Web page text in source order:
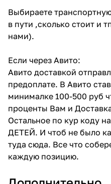
Выбираете
в пути ,сколько стоит и
нами).
Если через Авито:
Авито доставкой
предоплате. В Авито
минималке 100-500 руб
проценты Вам и
Остальное по кур коду
ДЕТЕЙ. И чтоб не было
туда сюда. Все что
каждую позицию.